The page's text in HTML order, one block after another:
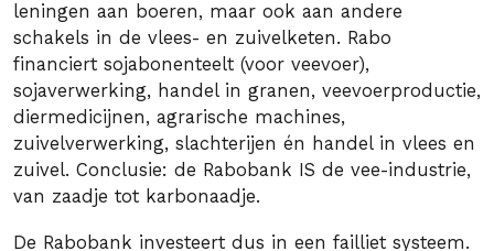
leningen aan boeren, maar ook aan andere
schakels in de vlees- en zuivelketen. Rabo
financiert sojabonenteelt (voor veevoer),
sojaverwerking, handel in granen, veevoerproductie,
diermedicijnen, agrarische machines,
zuivelverwerking, slachterijen én handel in vlees en
zuivel. Conclusie: de Rabobank IS de vee-industrie,
van zaadje tot karbonaadje.
De Rabobank investeert dus in een failliet systeem.